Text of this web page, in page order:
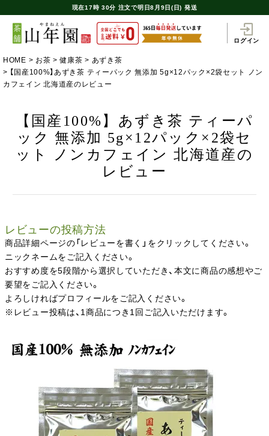
現在17時 30分 注文で明日8月9日(日) 発送
ログイン
HOME お茶 健康茶
あずき茶
【国産100%】あずき茶 ティーパック 無添加 5g×12パック×2袋セット ノン
カフェイン 北海道産のレビュー
【国産100%】あずき茶 ティーパ
ック 無添加 5g×12パック×2袋セ
ット ノンカフェイン 北海道産の
レビュー
レビューの投稿方法
商品詳細ページの「レビューを書く」をクリックしてください。
ニックネームをご記入ください。
おすすめ度を5段階から選択していただき、本文に商品の感想やご
要望をご記入ください。
よろしければプロフィールをご記入ください。
※レビュー投稿は、1商品につき1回ご記入いただけます。